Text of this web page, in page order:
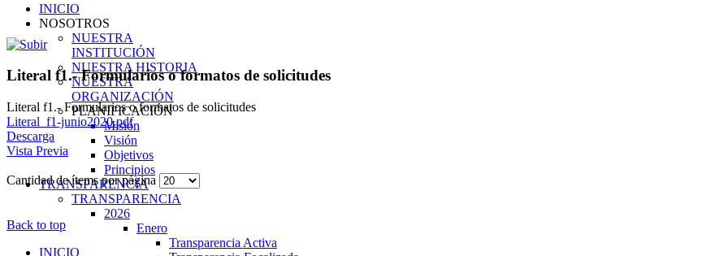
INICIO
NOSOTROS
NUESTRA
INSTITUCIÓN
NUESTRA HISTORIA
NUESTRA
ORGANIZACIÓN
PLANIFICACIÓN
Misión
Visión
Objetivos
Principios
TRANSPARENCIA
TRANSPARENCIA
2026
Enero
Transparencia Activa
Literal f1.- Formularios o formatos de solicitudes
Literal f1.- Formularios o formatos de solicitudes
Literal_f1-junio2020.pdf
Descarga
Vista Previa
Cantidad de ítems por página
Back to top
INICIO